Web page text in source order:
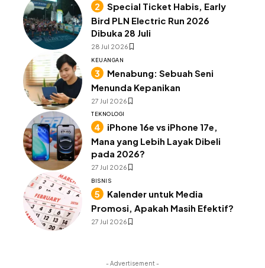
Special Ticket Habis, Early
Bird PLN Electric Run 2026
Dibuka 28 Juli
28 Jul 2026
KEUANGAN
Menabung: Sebuah Seni
Menunda Kepanikan
27 Jul 2026
TEKNOLOGI
iPhone 16e vs iPhone 17e,
Mana yang Lebih Layak Dibeli
pada 2026?
27 Jul 2026
BISNIS
Kalender untuk Media
Promosi, Apakah Masih Efektif?
27 Jul 2026
- Advertisement -